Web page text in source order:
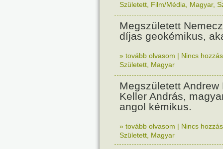
Született Film/Média Magyar,
Megszületett
díjas geokémikus,
» tovább olvasom | Nincs
Született Magyar
Megszületett Andrew
Keller András,
angol kémikus.
» tovább olvasom | Nincs
Született Magyar